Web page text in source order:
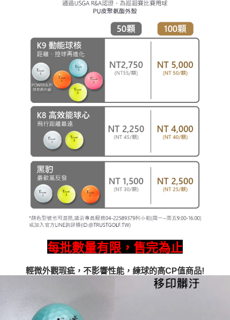
後付繳納相關費用。
※ 交易是否成功請以「AFTEE先享後付 」之結帳頁面顯示為準，若有關於
是否繳費成功／繳費後需取消欲退款等相關疑問，請聯繫「AFTEE先享後付
https://netprotections.freshdesk.com/support/home
【注意事項】
１．透過由恩沛科技股份有限公司提供之「AFTEE先享後付」服務完成之交
易，需依本服務之必要範圍內提供個人資料，並將交易相關給付款項請求債
權轉讓予恩沛科技股份有限公司。
２．關於個人資料處理事宜，請瀏覽以下網址：
https://aftee.tw/terms/#terms3
３．未成年的使用者請事先徵得法定代理人或監護人之同意方可使用
「AFTEE先享後付」，若未經同意申辦者引起之損失，本公司不負相關責
４．使用「AFTEE先享後付」時，將依據個別帳號之用戶狀況，依本公司即
時審查核予不同之上限額度；若仍有額度不足之情形，本公司將視審查結果
請求用戶進行身份認證。
５．嚴禁一人註冊多個帳號或使用他人資訊註冊。若發現惡意使用之情形，
恩沛科技股份有限公司將有權停止該用戶之使用額度並採取法律行動。
每筆NT$100，滿NT$900(含以上)免運費
每筆NT$150，滿NT$900(含以上)免運費
貨到付款
每筆NT$150，滿NT$900(含以上)免運費
每批數量有限，售完為止
輕微外觀瑕疵，不影響性能，練球的高CP值商品!